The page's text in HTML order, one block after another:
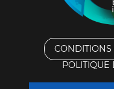
CONDITIONS
POLITIQUE